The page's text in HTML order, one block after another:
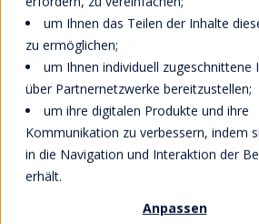
um Ihnen das Teilen der Inhalte
zu ermöglichen;
um Ihnen individuell zugeschnittene
über Partnernetzwerke bereitzustellen;
um ihre digitalen Produkte und ihre
Kommunikation zu verbessern, indem
in die Navigation und Interaktion der
erhält.
Anpassen
Zurück zu Fakultät